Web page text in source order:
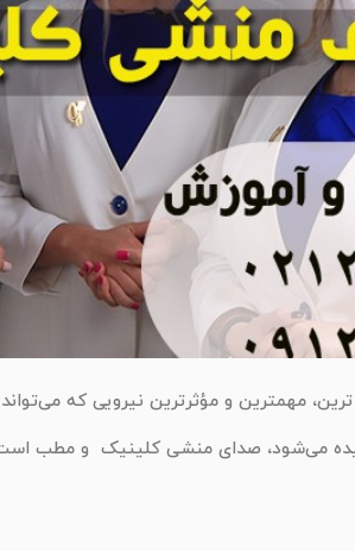
مهمترین و مؤثرترین نیرویی که
می‌شود، صدای منشی کلینیک و مطب است.